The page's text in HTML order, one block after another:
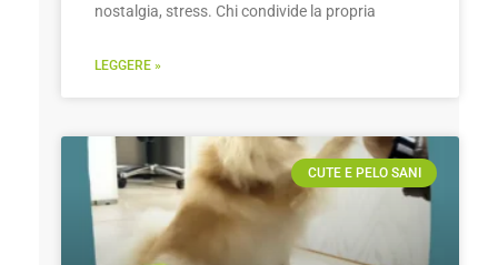
nostalgia, stress. Chi condivide la propria
LEGGERE »
CUTE E PELO SANI